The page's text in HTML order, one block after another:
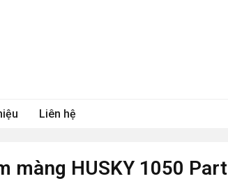
Liên hệ
màng HUSKY 1050 Part